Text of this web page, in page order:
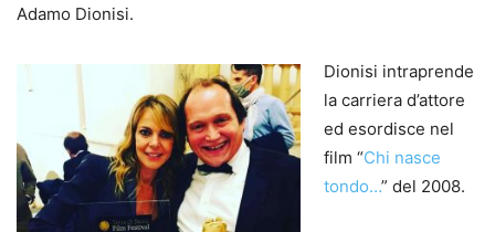
Adamo Dionisi.
Dionisi intraprende
la carriera d’attore
ed esordisce nel
film “Chi nasce
tondo…” del 2008.